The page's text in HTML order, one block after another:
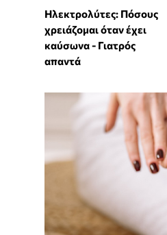
Ηλεκτρολύτες: Πόσους
χρειάζομαι όταν έχει
καύσωνα - Γιατρός
απαντά